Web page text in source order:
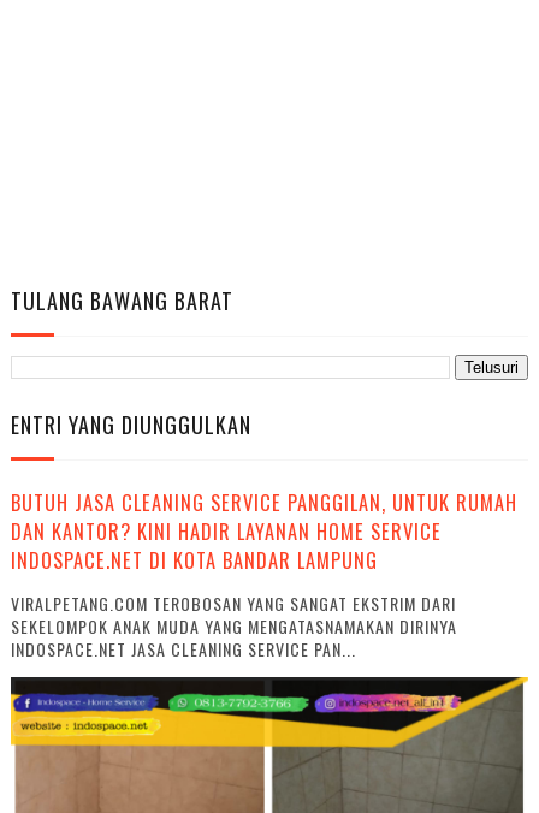
TULANG BAWANG BARAT
ENTRI YANG DIUNGGULKAN
BUTUH JASA CLEANING SERVICE PANGGILAN, UNTUK RUMAH
DAN KANTOR? KINI HADIR LAYANAN HOME SERVICE
INDOSPACE.NET DI KOTA BANDAR LAMPUNG
VIRALPETANG.COM TEROBOSAN YANG SANGAT EKSTRIM DARI
SEKELOMPOK ANAK MUDA YANG MENGATASNAMAKAN DIRINYA
INDOSPACE.NET JASA CLEANING SERVICE PAN...